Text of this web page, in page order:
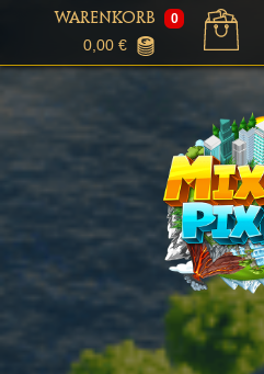
WARENKORB 0
0,00€